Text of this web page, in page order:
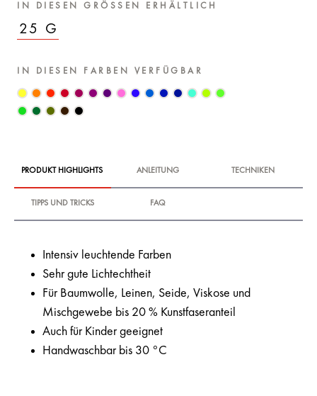
IN DIESEN GRÖSSEN ERHÄLTLICH
25 G
IN DIESEN FARBEN VERFÜGBAR
PRODUKT HIGHLIGHTS ANLEITUNG TECHNIKEN
TIPPS UND TRICKS FAQ
Intensiv leuchtende Farben
Sehr gute Lichtechtheit
Für Baumwolle, Leinen, Seide, Viskose und
Mischgewebe bis 20 % Kunstfaseranteil
Auch für Kinder geeignet
Handwaschbar bis 30 °C